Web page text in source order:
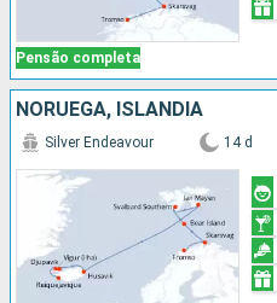
Pensão completa
NORUEGA, ISLÂNDIA
Silver Endeavour 14 d